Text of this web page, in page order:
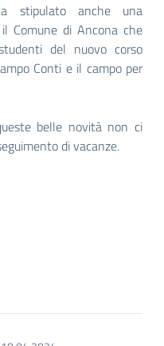
stipulato anche una
Comune di Ancona che
del nuovo corso
Conti e il campo per
belle novità non ci
di vacanze.